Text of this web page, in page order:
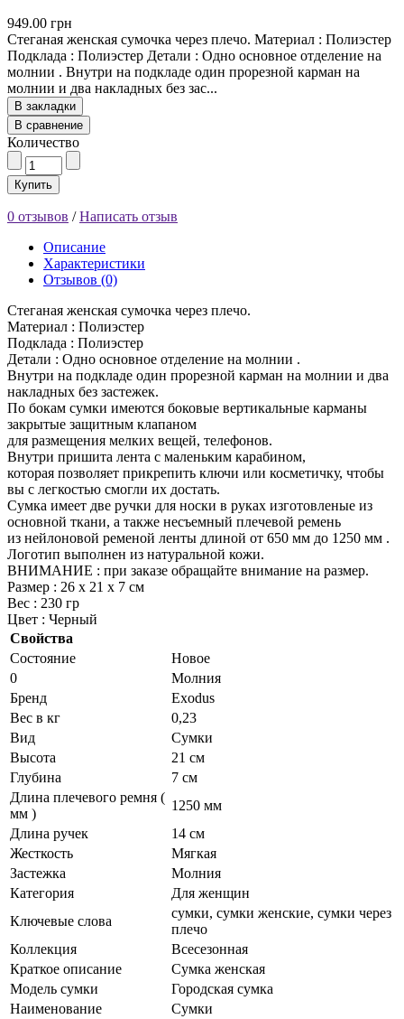
949.00 грн
Стеганая женская сумочка через плечо. Материал : Полиэстер
Подклада : Полиэстер Детали : Одно основное отделение на
молнии . Внутри на подкладе один прорезной карман на
молнии и два накладных без зас...
В закладки
В сравнение
Количество
Купить
0 отзывов /Написать отзыв
Описание
Характеристики
Отзывов (0)
Стеганая женская сумочка через плечо.
Материал : Полиэстер
Подклада : Полиэстер
Детали : Одно основное отделение на молнии .
Внутри на подкладе один прорезной карман на молнии и два
накладных без застежек.
По бокам сумки имеются боковые вертикальные карманы
закрытые защитным клапаном
для размещения мелких вещей, телефонов.
Внутри пришита лента с маленьким карабином,
которая позволяет прикрепить ключи или косметичку, чтобы
вы с легкостью смогли их достать.
Сумка имеет две ручки для носки в руках изготовленые из
основной ткани, а также несъемный плечевой ремень
из нейлоновой ременой ленты длиной от 650 мм до 1250 мм .
Логотип выполнен из натуральной кожи.
ВНИМАНИЕ : при заказе обращайте внимание на размер.
Размер : 26 х 21 х 7 см
Вес : 230 гр
Цвет : Черный
Свойства
Состояние
Новое
0
Молния
Бренд
Exodus
Вес в кг
0,23
Вид
Сумки
Высота
21 см
Глубина
7 см
Длина плечевого ремня (
мм )
1250 мм
Длина ручек
14 см
Жесткость
Мягкая
Застежка
Молния
Категория
Для женщин
Ключевые слова
сумки, сумки женские, сумки через
плечо
Коллекция
Всесезонная
Краткое описание
Сумка женская
Модель сумки
Городская сумка
Наименование
Сумки